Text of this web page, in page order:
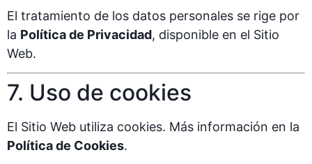
El tratamiento de los datos personales se rige por
la Política de Privacidad, disponible en el Sitio
Web.
7. Uso de cookies
El Sitio Web utiliza cookies. Más información en la
Política de Cookies.